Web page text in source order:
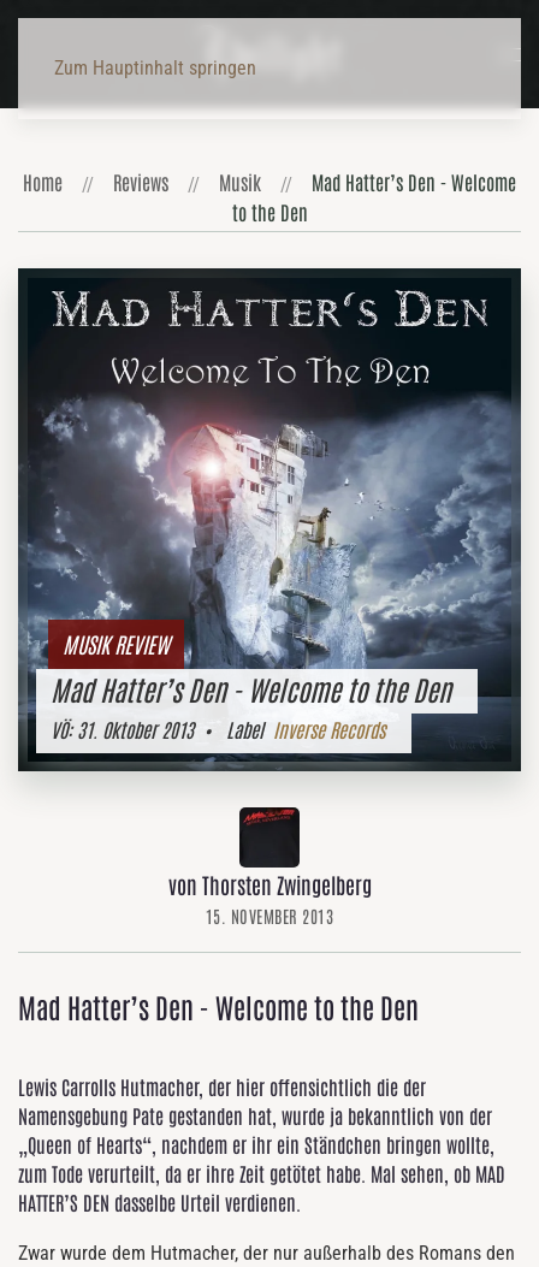
Zum Hauptinhalt springen
Home Reviews Musik
Mad Hatter’s Den - Welcome
to the Den
MUSIK REVIEW
Mad Hatter’s Den - Welcome to the Den
VÖ:31. Oktober 2013• Label Inverse Records
von Thorsten Zwingelberg
15. NOVEMBER 2013
Mad Hatter’s Den - Welcome to the Den
Lewis Carrolls Hutmacher, der hier offensichtlich die der
Namensgebung Pate gestanden hat, wurde ja bekanntlich von der
„Queen of Hearts“, nachdem er ihr ein Ständchen bringen wollte,
zum Tode verurteilt, da er ihre Zeit getötet habe. Mal sehen, ob MAD
HATTER’S DEN dasselbe Urteil verdienen.
Zwar wurde dem Hutmacher, der nur außerhalb des Romans den